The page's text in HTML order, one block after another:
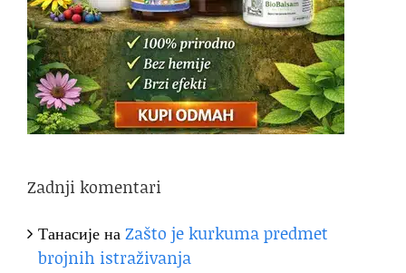
Zadnji komentari
ТанасијенаZašto je kurkuma predmet
brojnih istraživanja